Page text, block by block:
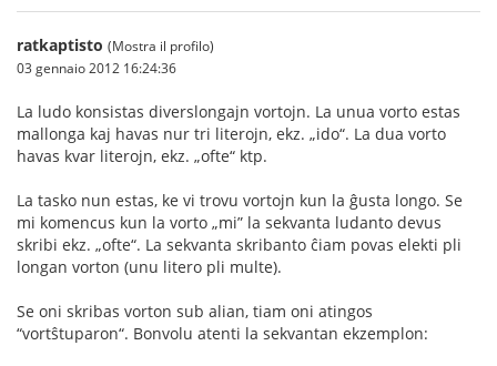
ratkaptisto (Mostra il profilo)
03 gennaio 2012 16:24:36
La ludo konsistas diverslongajn vortojn. La unua vorto estas
mallonga kaj havas nur tri literojn, ekz. „ido“. La dua vorto
havas kvar literojn, ekz. „ofte“ ktp.
La tasko nun estas, ke vi trovu vortojn kun la ĝusta longo. Se
mi komencus kun la vorto „mi” la sekvanta ludanto devus
skribi ekz. „ofte“. La sekvanta skribanto ĉiam povas elekti pli
longan vorton (unu litero pli multe).
Se oni skribas vorton sub alian, tiam oni atingos
“vortŝtuparon“. Bonvolu atenti la sekvantan ekzemplon: